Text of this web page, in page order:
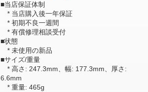
■当店保証体制
* 当店購入後一年保証
* 初期不良一週間
* 有償修理相談受付
■状態
* 未使用の新品
■サイズ/重量
* 高さ: 247.3mm、幅: 177.3mm、厚さ:
6.6mm
* 重量: 465g